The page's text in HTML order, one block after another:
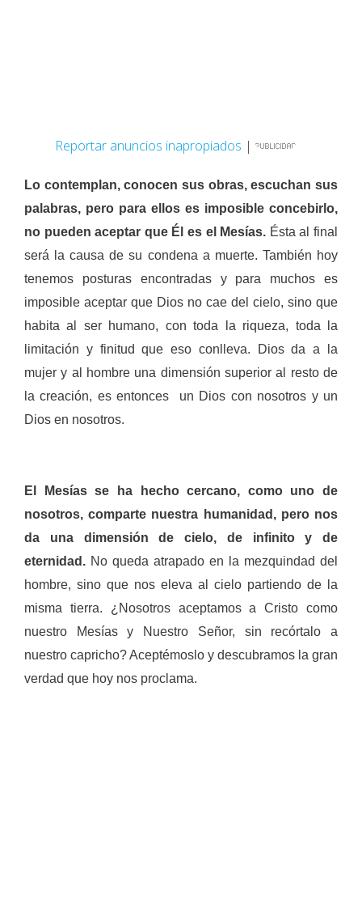
Reportar anuncios inapropiados |
Lo contemplan, conocen sus obras, escuchan sus
palabras, pero para ellos es imposible concebirlo,
no pueden aceptar que Él es el Mesías. Ésta al final
será la causa de su condena a muerte. También hoy
tenemos posturas encontradas y para muchos es
imposible aceptar que Dios no cae del cielo, sino que
habita al ser humano, con toda la riqueza, toda la
limitación y finitud que eso conlleva. Dios da a la
mujer y al hombre una dimensión superior al resto de
la creación, es entonces un Dios con nosotros y un
Dios en nosotros.
El Mesías se ha hecho cercano, como uno de
nosotros, comparte nuestra humanidad, pero nos
da una dimensión de cielo, de infinito y de
eternidad. No queda atrapado en la mezquindad del
hombre, sino que nos eleva al cielo partiendo de la
misma tierra. ¿Nosotros aceptamos a Cristo como
nuestro Mesías y Nuestro Señor, sin recórtalo a
nuestro capricho? Aceptémoslo y descubramos la gran
verdad que hoy nos proclama.